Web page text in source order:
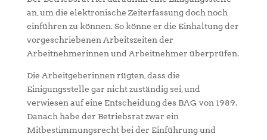
an, um die elektronische Zeiterfassung doch noch
einführen zu können. So könne er die Einhaltung der
vorgeschriebenen Arbeitszeiten der
Arbeitnehmerinnen und Arbeitnehmer überprüfen.
Die Arbeitgeberinnen rügten, dass die
Einigungsstelle gar nicht zuständig sei, und
verwiesen auf eine Entscheidung des BAG von 1989.
Danach habe der Betriebsrat zwar ein
Mitbestimmungsrecht bei der Einführung und